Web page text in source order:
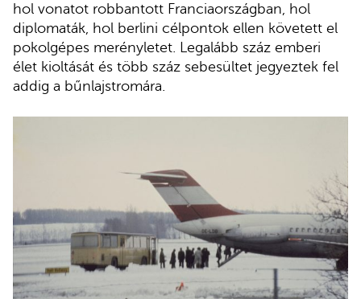
hol vonatot robbantott Franciaországban, hol
diplomaták, hol berlini célpontok ellen követett el
pokolgépes merényletet. Legalább száz emberi
élet kioltását és több száz sebesültet jegyeztek fel
addig a bűnlajstromára.